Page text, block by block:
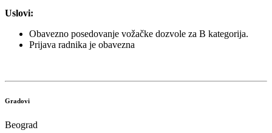
Uslovi:
Obavezno posedovanje vožačke dozvole za B kategorija.
Prijava radnika je obavezna
Gradovi
Beograd